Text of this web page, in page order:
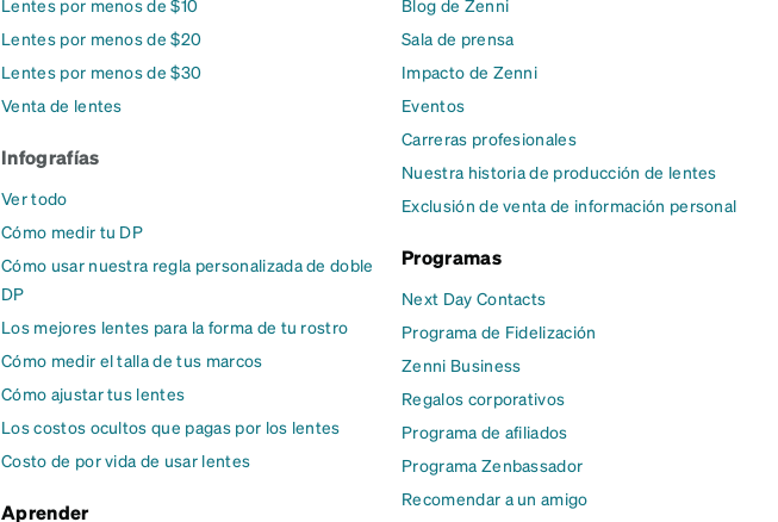
Lentes por menos de $10
Lentes por menos de $20
Lentes por menos de $30
Venta de lentes
Infografías
Ver todo
Cómo medir tu DP
Cómo usar nuestra regla personalizada de doble
DP
Los mejores lentes para la forma de tu rostro
Cómo medir el talla de tus marcos
Cómo ajustar tus lentes
Los costos ocultos que pagas por los lentes
Costo de por vida de usar lentes
Aprender
Blog de Zenni
Sala de prensa
Impacto de Zenni
Eventos
Carreras profesionales
Nuestra historia de producción de lentes
Exclusión de venta de información personal
Programas
Next Day Contacts
Programa de Fidelización
Zenni Business
Regalos corporativos
Programa de afiliados
Programa Zenbassador
Recomendar a un amigo